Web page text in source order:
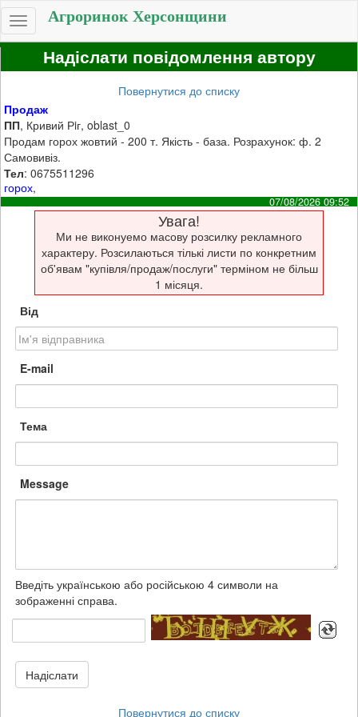
Toggle
navigation
Агроринок Херсонщини
Надіслати повідомлення автору
Повернутися до списку
Продаж
ПП, Кривий Рiг, oblast_0
Продам горох жовтий - 200 т. Якість - база. Розрахунок: ф. 2
Самовивіз.
Тел: 0675511296
горох,
07/08/2026 09:52
Увага!
Ми не виконуемо масову розсилку рекламного
характеру. Розсилаються тількі листи по конкретним
об'явам "купівля/продаж/послуги" терміном не більш
1 місяця.
Від
E-mail
Тема
Message
Введіть українською або російською 4 символи на
зображенні справа.
Надіслати
Повернутися до списку